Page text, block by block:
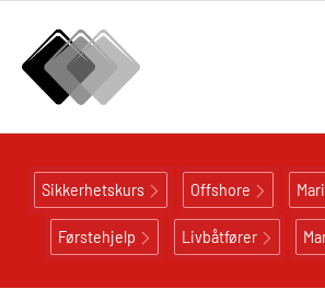
Sikkerhetskurs Offshore
Førstehjelp Livbåtfører